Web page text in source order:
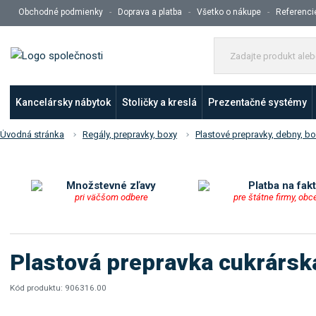
Obchodné podmienky Doprava a platba Všetko o nákupe
Kancelársky nábytok Stoličky a kreslá Prezentačné systémy
Úvodná stránka Regály, prepravky, boxy Plastové prepravky, debny,
Množstevné zľavy
pri väčšom odbere
Platba na
pre štátne firmy,
Plastová prepravka
Kód produktu: 906316.00